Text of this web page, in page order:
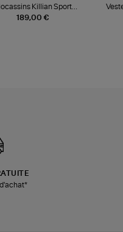
189,00 €
Killian Sport
Mousse